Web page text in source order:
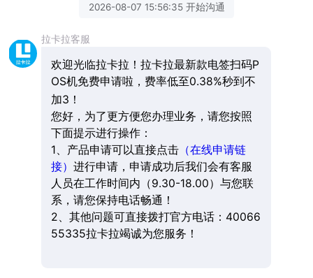
2026-08-07 15:56:35 开始沟通
拉卡拉客服
欢迎光临拉卡拉！拉卡拉最新款电签扫码P
OS机免费申请啦，费率低至0.38%秒到不
加3！
您好，为了更方便您办理业务，请您按照
下面提示进行操作：
1、产品申请可以直接点击（在线申请链
接） 进行申请，申请成功后我们会有客服
人员在工作时间内（9.30-18.00）与您联
系，请您保持电话畅通！
2、其他问题可直接拨打官方电话：40066
55335拉卡拉竭诚为您服务！